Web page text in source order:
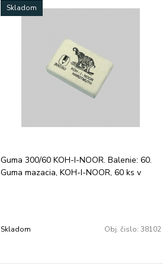
Skladom
Guma 300/60 KOH-I-NOOR. Balenie: 60.
Guma mazacia, KOH-I-NOOR, 60 ks v
Skladom Obj. čislo: 38102